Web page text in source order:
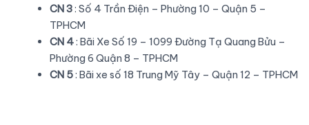
CN 3: Số 4 Trần Điện – Phường 10 – Quận 5 –
TPHCM
CN 4: Bãi Xe Số 19 – 1099 Đường Tạ Quang Bửu –
Phường 6 Quận 8 – TPHCM
CN 5: Bãi xe số 18 Trung Mỹ Tây – Quận 12 – TPHCM